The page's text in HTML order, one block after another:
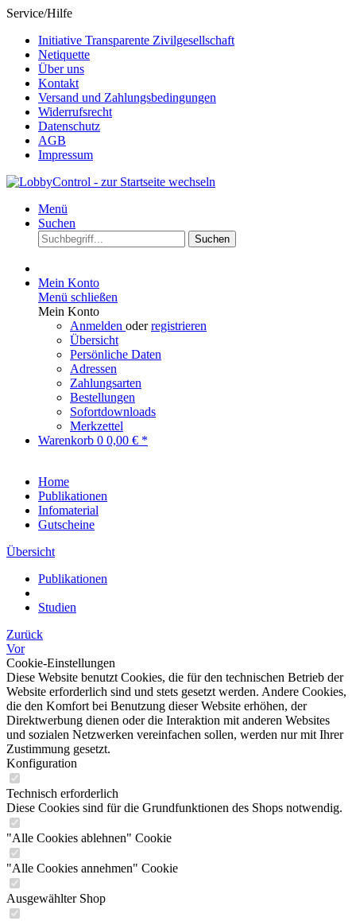
Service/Hilfe
Initiative Transparente Zivilgesellschaft
Netiquette
Über uns
Kontakt
Versand und Zahlungsbedingungen
Widerrufsrecht
Datenschutz
AGB
Impressum
Menü
Suchen
Suchen
Mein Konto
Menü schließen
Mein Konto
Anmelden oderregistrieren
Übersicht
Persönliche Daten
Adressen
Zahlungsarten
Bestellungen
Sofortdownloads
Merkzettel
Warenkorb 0 0,00 € *
Home
Publikationen
Infomaterial
Gutscheine
Übersicht
Publikationen
Studien
Zurück
Vor
Cookie-Einstellungen
Diese Website benutzt Cookies, die für den technischen Betrieb der
Website erforderlich sind und stets gesetzt werden. Andere Cookies,
die den Komfort bei Benutzung dieser Website erhöhen, der
Direktwerbung dienen oder die Interaktion mit anderen Websites
und sozialen Netzwerken vereinfachen sollen, werden nur mit Ihrer
Zustimmung gesetzt.
Konfiguration
Technisch erforderlich
Diese Cookies sind für die Grundfunktionen des Shops notwendig.
"Alle Cookies ablehnen" Cookie
"Alle Cookies annehmen" Cookie
Ausgewählter Shop